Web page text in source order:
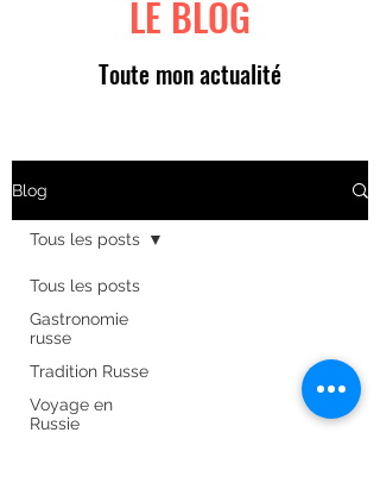
LE BLOG
Toute mon actualité
Blog
Tous les posts
Gastronomie
russe
Tradition Russe
Voyage en
Russie
Tous les posts